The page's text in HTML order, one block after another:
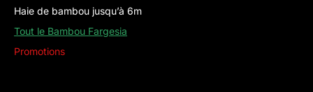
Haie de bambou jusqu’à 6m
Tout le Bambou Fargesia
Promotions